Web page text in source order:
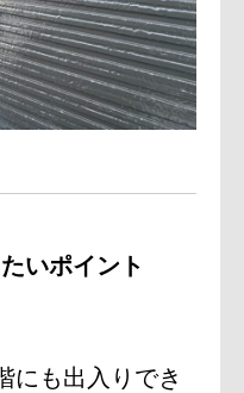
いポイント
にも出入りでき